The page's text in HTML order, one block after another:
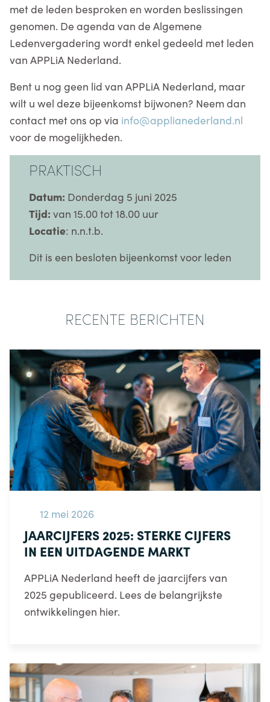
met de leden besproken en worden beslissingen
genomen. De agenda van de Algemene
Ledenvergadering wordt enkel gedeeld met leden
van APPLiA Nederland.
Bent u nog geen lid van APPLiA Nederland, maar
wilt u wel deze bijeenkomst bijwonen? Neem dan
contact met ons op via info@applianederland.nl
voor de mogelijkheden.
PRAKTISCH
Datum: Donderdag 5 juni 2025
Tijd: van 15.00 tot 18.00 uur
Locatie: n.n.t.b.
Dit is een besloten bijeenkomst voor leden
RECENTE BERICHTEN
12 mei 2026
JAARCIJFERS 2025: STERKE CIJFERS
IN EEN UITDAGENDE MARKT
APPLiA Nederland heeft de jaarcijfers van
2025 gepubliceerd. Lees de belangrijkste
ontwikkelingen hier.